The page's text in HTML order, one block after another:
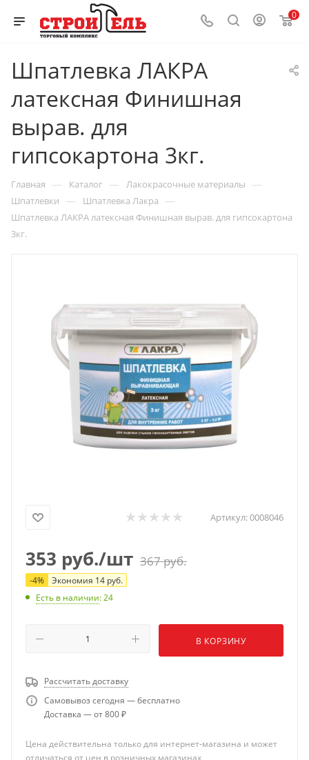
0
Шпатлевка ЛАКРА
латексная Финишная
вырав. для
гипсокартона 3кг.
Главная — Каталог — Лакокрасочные материалы —
Шпатлевки — Шпатлевка Лакра —
Шпатлевка ЛАКРА латексная Финишная вырав. для гипсокартона
3кг.
Артикул:0008046
353 руб./шт 367руб.
-4% Экономия 14 руб.
Есть в наличии: 24
В КОРЗИНУ
Рассчитать доставку
Самовывоз сегодня — бесплатно
Доставка — от 800 ₽
Цена действительна только для интернет-магазина и может
отличаться от цен в розничных магазинах